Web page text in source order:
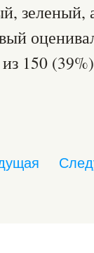
150